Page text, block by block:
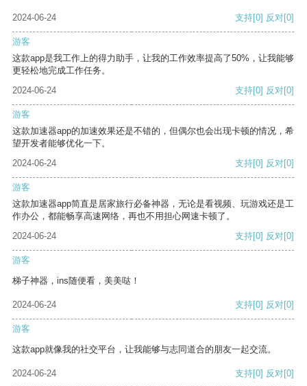
2024-06-24 支持[0] 反对[0]
游客
这款app是我工作上的得力助手，让我的工作效率提高了50%，让我能够
更轻松地完成工作任务。
2024-06-24
支持[0] 反对[0]
游客
这款加速器app的加速效果还是不错的，但偶尔也会出现卡顿的情况，希
望开发者能够优化一下。
2024-06-24
支持[0] 反对[0]
游客
这款加速器app简直是居家旅行必备神器，无论是看视频、玩游戏还是工
作办公，都能畅享高速网络，再也不用担心网速卡顿了。
2024-06-24
支持[0] 反对[0]
游客
梯子神器，ins随便看，美美哒！
2024-06-24 支持[0] 反对[0]
游客
这款app就像我的社交平台，让我能够与志同道合的朋友一起交流。
2024-06-24 支持[0] 反对[0]